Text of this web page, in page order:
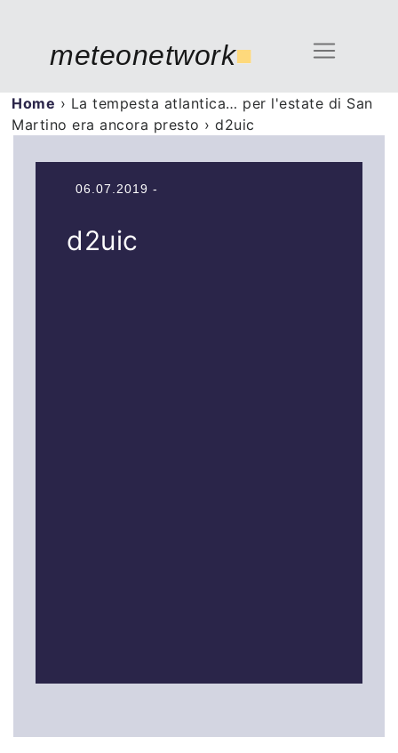
meteonetwork■
Home › La tempesta atlantica… per l'estate di San
Martino era ancora presto ›d2uic
06.07.2019 -
d2uic